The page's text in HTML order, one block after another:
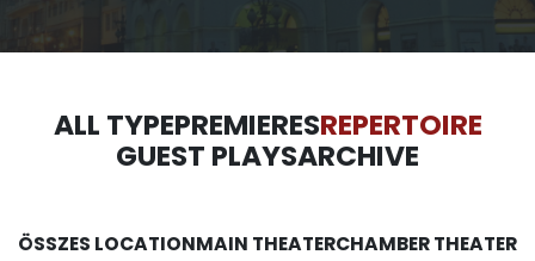
ALL TYPEPREMIERESREPERTOIRE
GUEST PLAYSARCHIVE
ÖSSZES LOCATIONMAIN THEATERCHAMBER THEATER